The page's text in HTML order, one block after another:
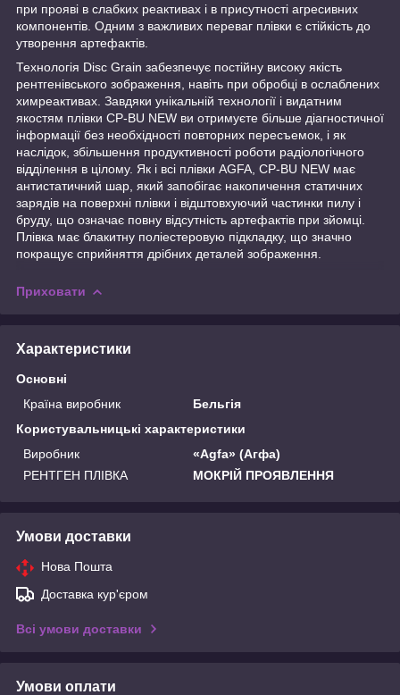
при прояві в слабких реактивах і в присутності агресивних
компонентів. Одним з важливих переваг плівки є стійкість до
утворення артефактів.
Технологія Disc Grain забезпечує постійну високу якість
рентгенівського зображення, навіть при обробці в ослаблених
химреактивах. Завдяки унікальній технології і видатним
якостям плівки CP-BU NEW ви отримуєте більше діагностичної
інформації без необхідності повторних пересъемок, і як
наслідок, збільшення продуктивності роботи радіологічного
відділення в цілому. Як і всі плівки AGFA, CP-BU NEW має
антистатичний шар, який запобігає накопичення статичних
зарядів на поверхні плівки і відштовхуючий частинки пилу і
бруду, що означає повну відсутність артефактів при зйомці.
Плівка має блакитну поліестеровую підкладку, що значно
покращує сприйняття дрібних деталей зображення.
Приховати
Характеристики
Основні
Країна виробник
Бельгія
Користувальницькі характеристики
Виробник
«Agfa» (Агфа)
РЕНТГЕН ПЛІВКА
МОКРІЙ ПРОЯВЛЕННЯ
Умови доставки
Нова Пошта
Доставка кур'єром
Всі умови доставки
Умови оплати